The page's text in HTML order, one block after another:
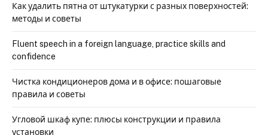
Как удалить пятна от штукатурки с разных поверхностей:
методы и советы
Fluent speech in a foreign language, practice skills and
confidence
Чистка кондиционеров дома и в офисе: пошаговые
правила и советы
Угловой шкаф купе: плюсы конструкции и правила
установки